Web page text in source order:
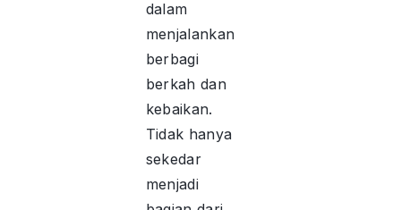
dalam
menjalankan
berbagi
berkah dan
kebaikan.
Tidak hanya
sekedar
menjadi